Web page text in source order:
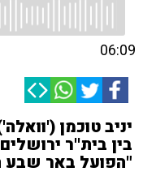
06:09
יניב טוכמן
בין בית''ר
"הפועל באר שבע